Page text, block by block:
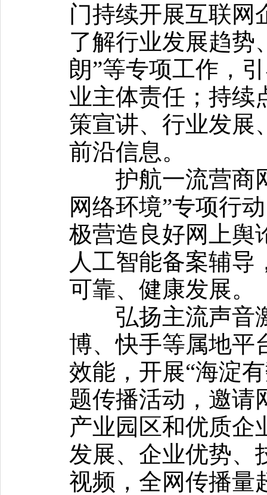
门持续开展互联网
了解行业发展趋势
朗”等专项工作，
业主体责任；持续
策宣讲、行业发展
前沿信息。
护航一流营商网
网络环境”专项行
极营造良好网上舆
人工智能备案辅导
可靠、健康发展。
弘扬主流声音
博、快手等属地平
效能，开展“海淀
题传播活动，邀请
产业园区和优质企
发展、企业优势、
视频，全网传播量